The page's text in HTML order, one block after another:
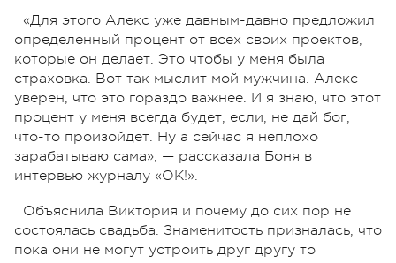
«Для этого Алекс уже давным-давно предложил
определенный процент от всех своих проектов,
которые он делает. Это чтобы у меня была
страховка. Вот так мыслит мой мужчина. Алекс
уверен, что это гораздо важнее. И я знаю, что этот
процент у меня всегда будет, если, не дай бог,
что-то произойдет. Ну а сейчас я неплохо
зарабатываю сама», — рассказала Боня в
интервью журналу «OK!».
Объяснила Виктория и почему до сих пор не
состоялась свадьба. Знаменитость призналась, что
пока они не могут устроить друг другу то